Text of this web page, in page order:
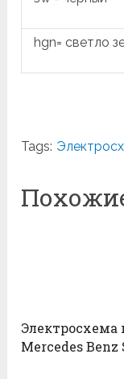
hgn= светло
Tags:
Электросхема
Mercedes